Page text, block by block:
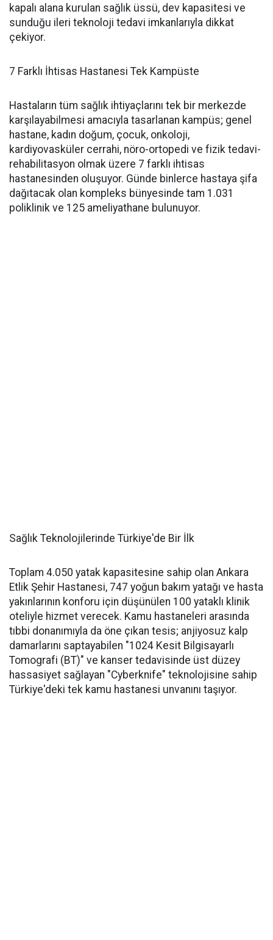
kapalı alana kurulan sağlık üssü, dev kapasitesi ve
sunduğu ileri teknoloji tedavi imkanlarıyla dikkat
çekiyor.
7 Farklı İhtisas Hastanesi Tek Kampüste
Hastaların tüm sağlık ihtiyaçlarını tek bir merkezde
karşılayabilmesi amacıyla tasarlanan kampüs; genel
hastane, kadın doğum, çocuk, onkoloji,
kardiyovasküler cerrahi, nöro-ortopedi ve fizik tedavi-
rehabilitasyon olmak üzere 7 farklı ihtisas
hastanesinden oluşuyor. Günde binlerce hastaya şifa
dağıtacak olan kompleks bünyesinde tam 1.031
poliklinik ve 125 ameliyathane bulunuyor.
Sağlık Teknolojilerinde Türkiye'de Bir İlk
Toplam 4.050 yatak kapasitesine sahip olan Ankara
Etlik Şehir Hastanesi, 747 yoğun bakım yatağı ve hasta
yakınlarının konforu için düşünülen 100 yataklı klinik
oteliyle hizmet verecek. Kamu hastaneleri arasında
tıbbi donanımıyla da öne çıkan tesis; anjiyosuz kalp
damarlarını saptayabilen "1024 Kesit Bilgisayarlı
Tomografi (BT)" ve kanser tedavisinde üst düzey
hassasiyet sağlayan "Cyberknife" teknolojisine sahip
Türkiye'deki tek kamu hastanesi unvanını taşıyor.